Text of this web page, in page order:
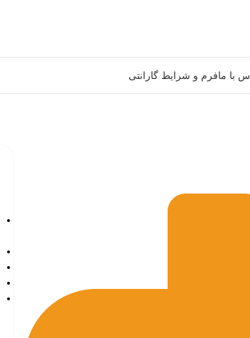
با مافرم و شرایط گارانتی